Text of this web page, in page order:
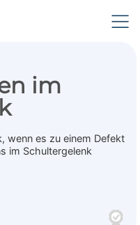
im
wenn es zu einem Defekt
im Schultergelenk